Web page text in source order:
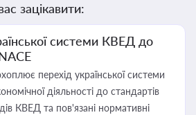
зацікавити:
системи КВЕД до
перехід української системи
діяльності до стандартів
КВЕД та пов'язані нормативні